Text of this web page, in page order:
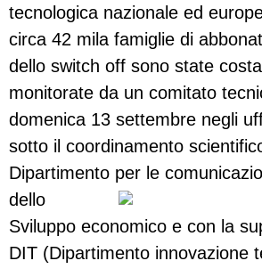
tecnologica nazionale ed
circa 42 mila famiglie di
dello switch off sono state
monitorate da un comitato
domenica 13 settembre negli
sotto il coordinamento
Dipartimento per le comunica
dello
Sviluppo economico e con la
DIT (Dipartimento innovazione